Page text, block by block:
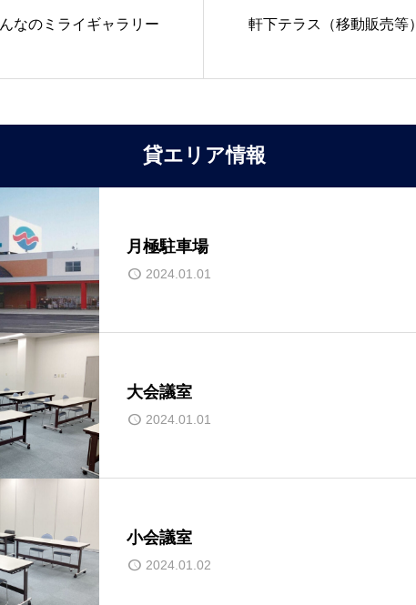
なのミライギャラリー 軒下テラス（移動販売等）
貸エリア情報
月極駐車場
2024.01.01
大会議室
2024.01.01
小会議室
2024.01.02